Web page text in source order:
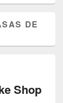
DE
Shop